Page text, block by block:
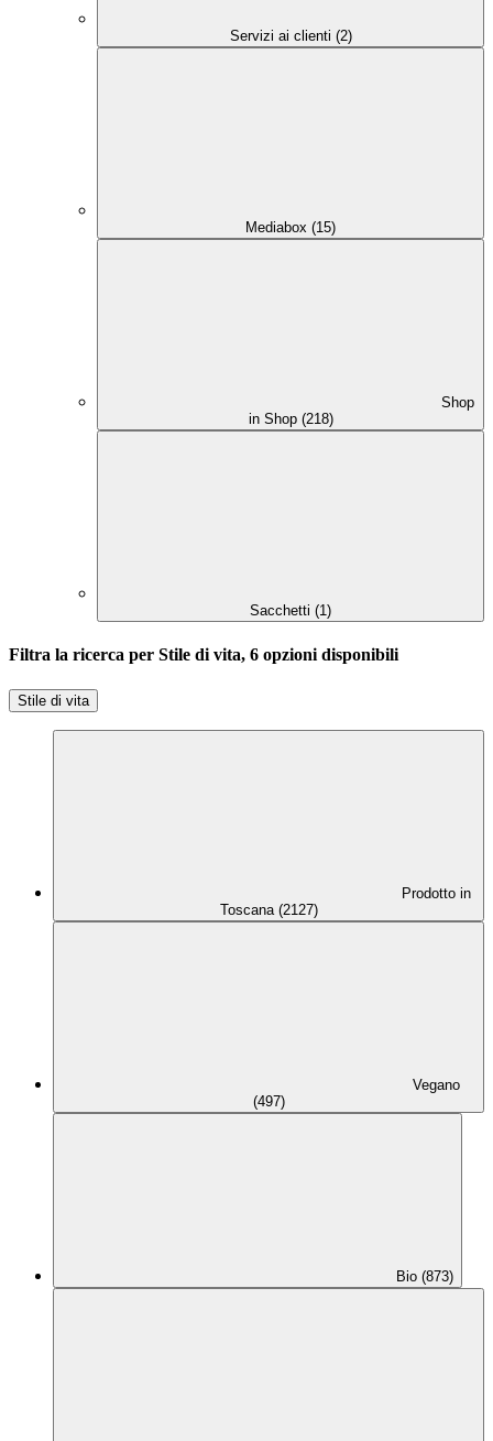
Servizi ai clienti (2)
Mediabox (15)
Shop
in Shop (218)
Sacchetti (1)
Filtra la ricerca per Stile di vita, 6 opzioni disponibili
Stile di vita
Prodotto in
Toscana (2127)
Vegano
(497)
Bio (873)